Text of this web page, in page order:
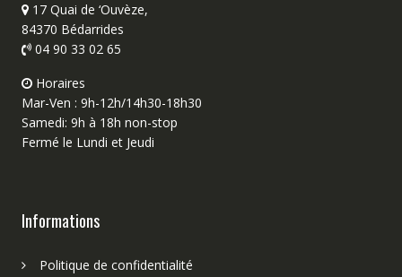
17 Quai de ‘Ouvèze,
84370 Bédarrides
04 90 33 02 65
Horaires
Mar-Ven : 9h-12h/14h30-18h30
Samedi: 9h à 18h non-stop
Fermé le Lundi et Jeudi
Informations
Politique de confidentialité